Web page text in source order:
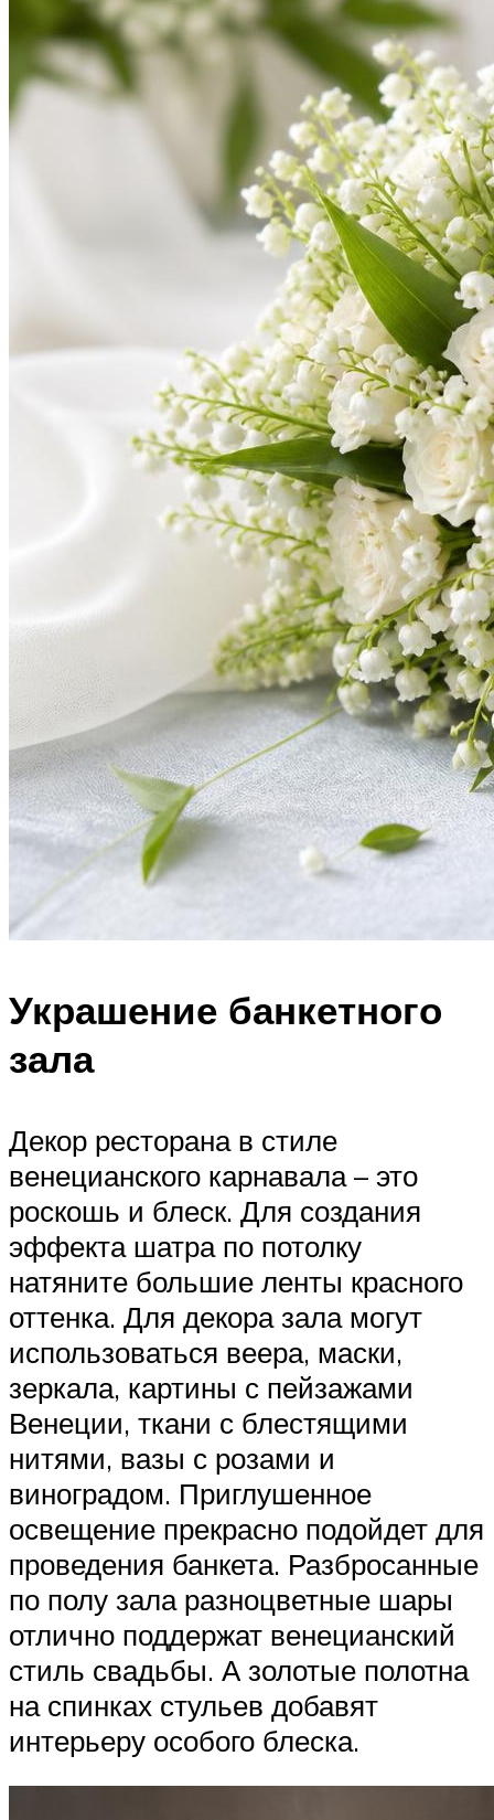
Украшение банкетного
зала
Декор ресторана в стиле
венецианского карнавала – это
роскошь и блеск. Для создания
эффекта шатра по потолку
натяните большие ленты красного
оттенка. Для декора зала могут
использоваться веера, маски,
зеркала, картины с пейзажами
Венеции, ткани с блестящими
нитями, вазы с розами и
виноградом. Приглушенное
освещение прекрасно подойдет для
проведения банкета. Разбросанные
по полу зала разноцветные шары
отлично поддержат венецианский
стиль свадьбы. А золотые полотна
на спинках стульев добавят
интерьеру особого блеска.